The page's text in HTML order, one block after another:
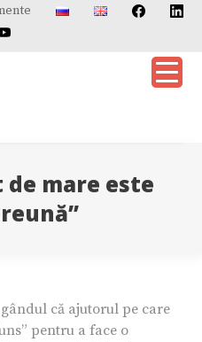
de mare este
că ajutorul pe care
pentru a face o